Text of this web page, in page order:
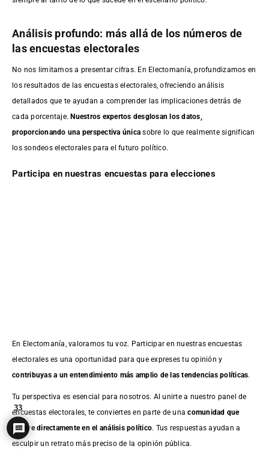
Análisis profundo: más allá de los números de
las encuestas electorales
No nos limitamos a presentar cifras. En Electomanía, profundizamos en
los resultados de las encuestas electorales, ofreciendo análisis
detallados que te ayudan a comprender las implicaciones detrás de
cada porcentaje.Nuestros expertos desglosan los datos,
proporcionando una perspectiva única sobre lo que realmente significan
los sondeos electorales para el futuro político.
Participa en nuestras encuestas para elecciones
En Electomanía, valoramos tu voz. Participar en nuestras encuestas
electorales es una oportunidad para que expreses tu opinión y
contribuyas a un entendimiento más amplio de las tendencias políticas.
Tu perspectiva es esencial para nosotros. Al unirte a nuestro panel de
encuestas electorales, te conviertes en parte de unacomunidad que
influye directamente en el análisis político. Tus respuestas ayudan a
esculpir un retrato más preciso de la opinión pública.
33